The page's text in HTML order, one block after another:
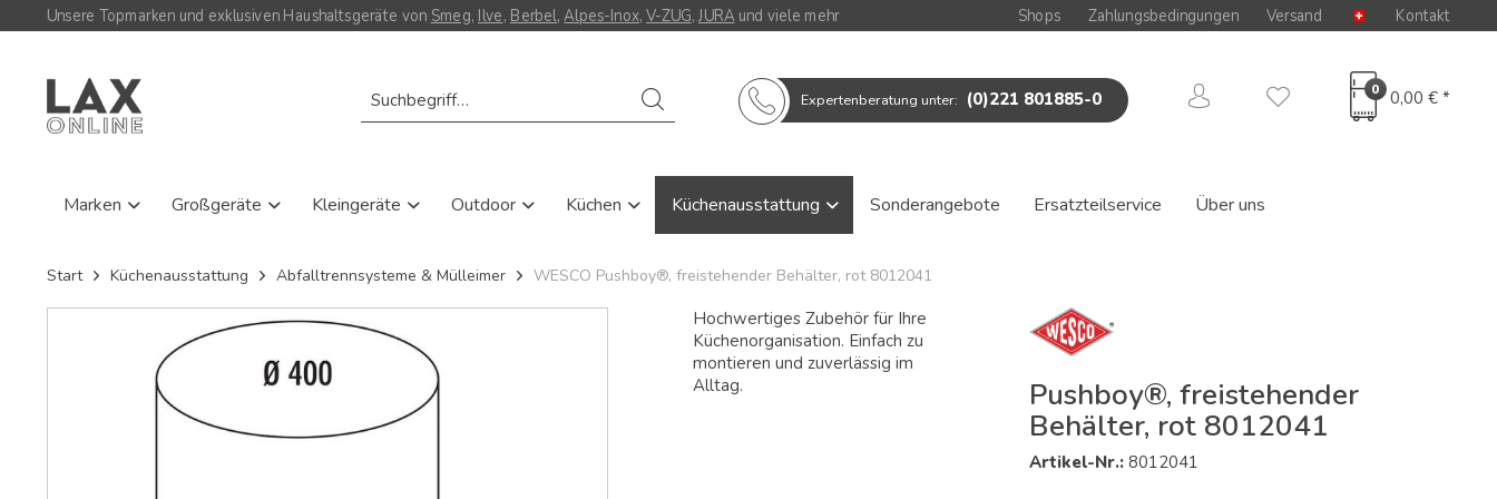
Unsere Topmarken und exklusiven Haushaltsgeräte von Smeg, Ilve, Berbel,Alpes-Inox,V-ZUG,JURAund viele mehr Shops Zahlungsbedingungen Versand Kontakt
Verwende
Pfeile
oben
und
unten,
um
verfügbare
auszuwählen.
Drücke
die
Eingabetaste,
Expertenberatung unter: (0)221 801885-0 0 0,00 € *
Marken Großgeräte Kleingeräte Outdoor Küchen Küchenausstattung Sonderangebote Ersatzteilservice Über uns
Start Küchenausstattung Abfalltrennsysteme & Mülleimer WESCO Pushboy®, freistehender Behälter, rot 8012041
Hochwertiges Zubehör für Ihre
Küchenorganisation. Einfach zu
montieren und zuverlässig im
Alltag.
Pushboy®, freistehender
Behälter, rot 8012041
Artikel-Nr.: 8012041